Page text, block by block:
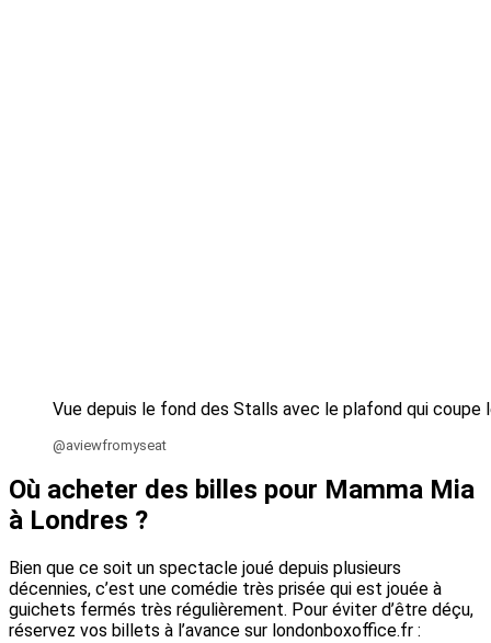
Vue depuis le fond des Stalls avec le plafond qui coupe
@aviewfromyseat
Où acheter des billes pour Mamma Mia
à Londres ?
Bien que ce soit un spectacle joué depuis plusieurs
décennies, c’est une comédie très prisée qui est jouée à
guichets fermés très régulièrement. Pour éviter d’être déçu,
réservez vos billets à l’avance sur londonboxoffice.fr :